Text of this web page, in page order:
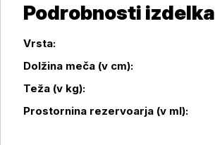
Podrobnosti izdelka
Podrobnosti izdelka
Vrsta:
Dolžina meča (v cm):
Teža (v kg):
Prostornina rezervoarja (v ml):